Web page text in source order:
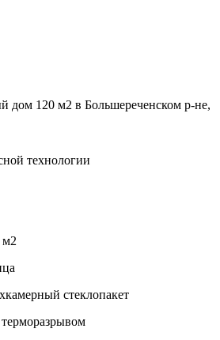
дом 120 м2 в Большереченском р-не,
технологии
м2
стеклопакет
терморазрывом